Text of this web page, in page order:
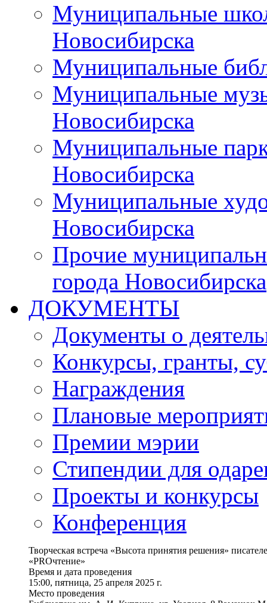
Муниципальные
Новосибирска
Муниципальные
Муниципальные
Новосибирска
Муниципальные
Новосибирска
Муниципальные
Новосибирска
Прочие
города Новосибирска
ДОКУМЕНТЫ
Документы о
Конкурсы, гранты,
Награждения
Плановые
Премии мэрии
Стипендии для
Проекты и конкурсы
Конференция
Творческая встреча «Высота принятия решения»
«PROчтение»
Время и дата проведения
15:00, пятница, 25 апреля 2025 г.
Место проведения